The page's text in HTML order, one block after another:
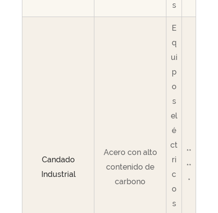
s
Candado
Industrial
Acero con alto
contenido de
carbono
E
q
ui
p
o
s
el
é
ct
ri
c
o
s
**
**
*